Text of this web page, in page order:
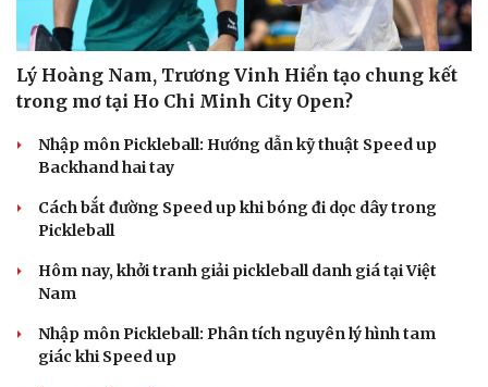
Tư vấn
Săn Tour
check-in
Câu chuyện thời sự
Cửa sổ tình yêu
Kể chuyện cho bé
Lý Hoàng Nam, Trương Vinh Hiển tạo chung kết
trong mơ tại Ho Chi Minh City Open?
Nhập môn Pickleball: Hướng dẫn kỹ thuật Speed up
Backhand hai tay
Cách bắt đường Speed up khi bóng đi dọc dây trong
Pickleball
Hôm nay, khởi tranh giải pickleball danh giá tại Việt
Nam
Nhập môn Pickleball: Phân tích nguyên lý hình tam
giác khi Speed up